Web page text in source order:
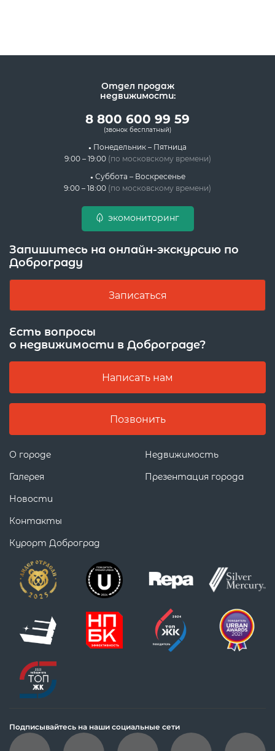
Отдел продаж
недвижимости:
8 800 600 99 59
(звонок бесплатный)
Понедельник – Пятница
9:00 – 19:00 (по московскому времени)
Суббота – Воскресенье
9:00 – 18:00 (по московскому времени)
экомониторинг
О городе
Недвижимость
Галерея
Новости
Контакты
Курорт Доброград
Презентация города
Запишитесь на онлайн-экскурсию по
Доброграду
Записаться
Есть вопросы
о недвижимости в Доброграде?
Написать нам
Позвонить
Подписывайтесь на наши социальные сети